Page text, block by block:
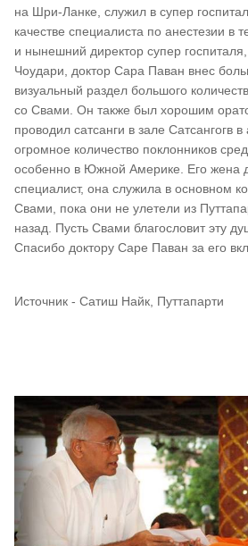
на Шри-Ланке, служил в супер
качестве специалиста по анестезии в
и нынешний директор супер
Чоудари, доктор Сара Паван внес
визуальный раздел большого
со Свами. Он также был хорошим
проводил сатсанги в зале Сатсангогв
огромное количество поклонников
особенно в Южной Америке. Его жена
специалист, она служила в основном
Свами, пока они не улетели из
назад. Пусть Свами благословит эту
Спасибо доктору Саре Паван за его
Источник - Сатиш Найк, Путтапарти